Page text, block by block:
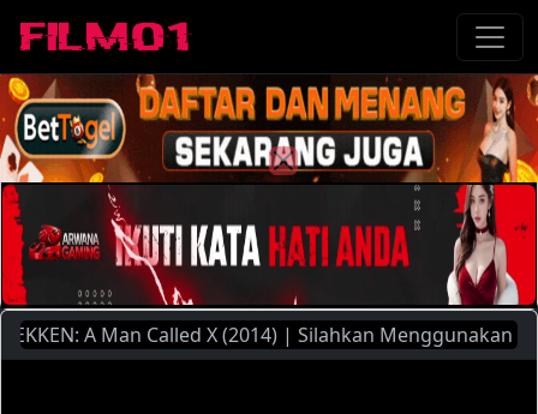
A Man Called X (2014) | Silahkan Menggunakan